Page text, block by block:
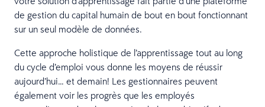
de gestion du capital humain de bout en bout fonctionnant
sur un seul modèle de données.
Cette approche holistique de l’apprentissage tout au long
du cycle d’emploi vous donne les moyens de réussir
aujourd’hui… et demain! Les gestionnaires peuvent
également voir les progrès que les employés